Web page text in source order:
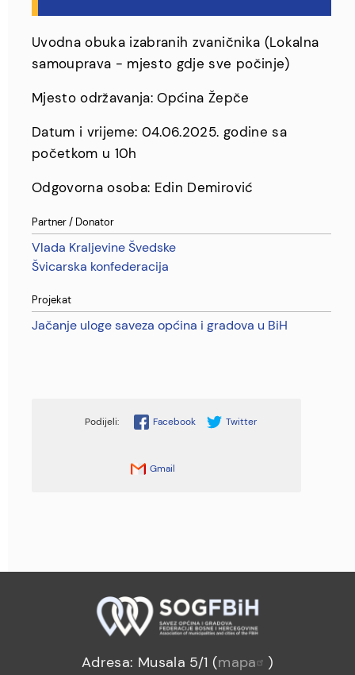
Uvodna obuka izabranih zvaničnika (Lokalna
samouprava - mjesto gdje sve počinje)
Mjesto održavanja: Općina Žepče
Datum i vrijeme: 04.06.2025. godine sa
početkom u 10h
Odgovorna osoba: Edin Demirović
Partner / Donator
Vlada Kraljevine Švedske
Švicarska konfederacija
Projekat
Jačanje uloge saveza općina i gradova u BiH
Facebook Twitter
Gmail
Adresa: Musala 5/1 (mapa
)